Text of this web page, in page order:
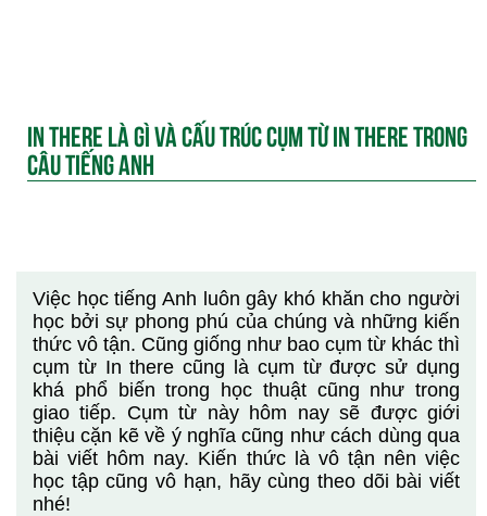
IN THERE LÀ GÌ VÀ CẤU TRÚC CỤM TỪ IN THERE TRONG
CÂU TIẾNG ANH
Việc học tiếng Anh luôn gây khó khăn cho người
học bởi sự phong phú của chúng và những kiến
thức vô tận. Cũng giống như bao cụm từ khác thì
cụm từ In there cũng là cụm từ được sử dụng
khá phổ biến trong học thuật cũng như trong
giao tiếp. Cụm từ này hôm nay sẽ được giới
thiệu cặn kẽ về ý nghĩa cũng như cách dùng qua
bài viết hôm nay. Kiến thức là vô tận nên việc
học tập cũng vô hạn, hãy cùng theo dõi bài viết
nhé!